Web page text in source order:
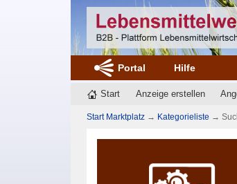
Portal Hilfe
Start Anzeige erstellen
Start Marktplatz → Kategorieliste →